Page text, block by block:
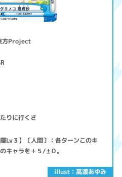
illust：高渡あゆみ
方Project
りに行くさ
Lv３】〔人間〕：各ターンこのキ
キャラを＋５/±０。